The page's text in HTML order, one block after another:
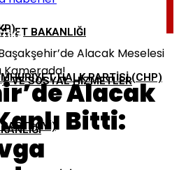
HALK PARTISI (CHP)
PARTI (İYİ)
BAKANLIĞI
VE SOSYAL HIZMETLER
Alacak Meselesi
Kamerada!
Alacak
Bitti: